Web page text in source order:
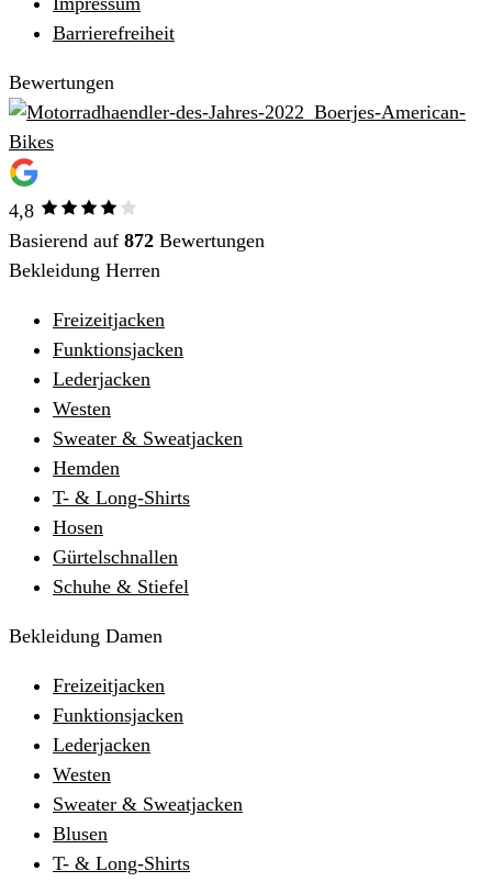
Barrierefreiheit
Bewertungen
4,8
Basierend auf 872 Bewertungen
Bekleidung Herren
Freizeitjacken
Funktionsjacken
Lederjacken
Westen
Sweater & Sweatjacken
Hemden
T- & Long-Shirts
Hosen
Gürtelschnallen
Schuhe & Stiefel
Bekleidung Damen
Freizeitjacken
Funktionsjacken
Lederjacken
Westen
Sweater & Sweatjacken
Blusen
T- & Long-Shirts